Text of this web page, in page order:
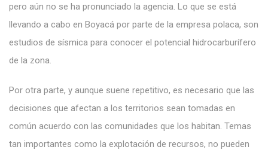
pero aún no se ha pronunciado la agencia. Lo que se está
llevando a cabo en Boyacá por parte de la empresa polaca, son
estudios de sísmica para conocer el potencial hidrocarburífero
de la zona.
Por otra parte, y aunque suene repetitivo, es necesario que las
decisiones que afectan a los territorios sean tomadas en
común acuerdo con las comunidades que los habitan. Temas
tan importantes como la explotación de recursos, no pueden